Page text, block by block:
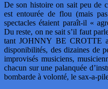
De son histoire on sait peu de
est entourée de flou (mais
spectacles étaient paraît-il «
Du reste, on ne sait s’il faut
tant JOHNNY BE CROTTE
disponibilités, des dizaines de
improvisés musiciens,
chacun sur une palanquée
bombarde à volonté, le sax-a-